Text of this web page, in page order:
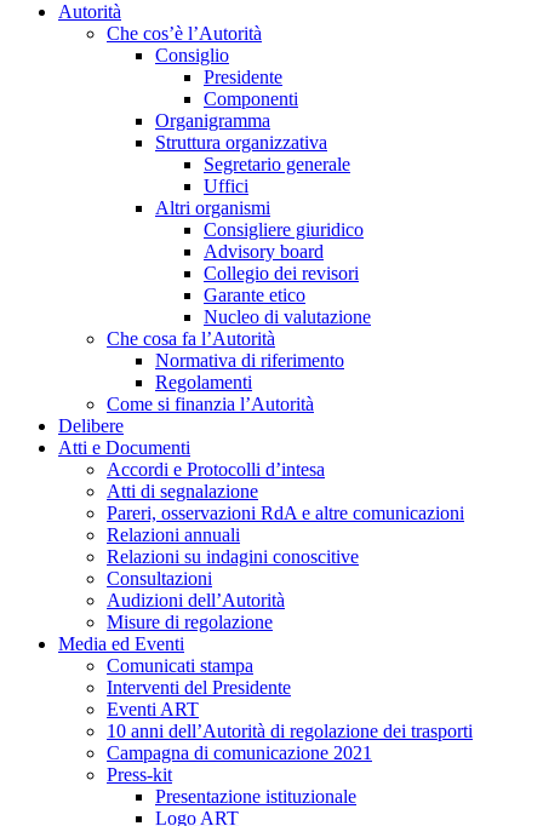
Autorità
Che cos’è l’Autorità
Consiglio
Presidente
Componenti
Organigramma
Struttura organizzativa
Segretario generale
Uffici
Altri organismi
Consigliere giuridico
Advisory board
Collegio dei revisori
Garante etico
Nucleo di valutazione
Che cosa fa l’Autorità
Normativa di riferimento
Regolamenti
Come si finanzia l’Autorità
Delibere
Atti e Documenti
Accordi e Protocolli d’intesa
Atti di segnalazione
Pareri, osservazioni RdA e altre comunicazioni
Relazioni annuali
Relazioni su indagini conoscitive
Consultazioni
Audizioni dell’Autorità
Misure di regolazione
Media ed Eventi
Comunicati stampa
Interventi del Presidente
Eventi ART
10 anni dell’Autorità di regolazione dei trasporti
Campagna di comunicazione 2021
Press-kit
Presentazione istituzionale
Logo ART